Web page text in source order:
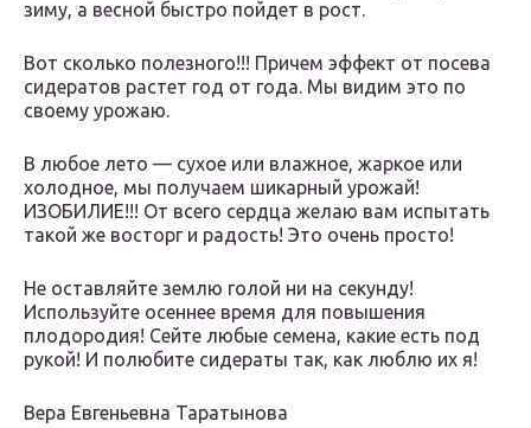
зиму, а весной быстро пойдет в рост.
Вот сколько полезного!!! Причем эффект от посева
сидератов растет год от года. Мы видим это по
своему урожаю.
В любое лето — сухое или влажное, жаркое или
холодное, мы получаем шикарный урожай!
ИЗОБИЛИЕ!!! От всего сердца желаю вам испытать
такой же восторг и радость! Это очень просто!
Не оставляйте землю голой ни на секунду!
Используйте осеннее время для повышения
плодородия! Сейте любые семена, какие есть под
рукой! И полюбите сидераты так, как люблю их я!
Вера Евгеньевна Таратынова